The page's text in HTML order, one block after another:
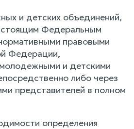
и детских объединений,
Федеральным
правовыми
Федерации,
и детскими
либо через
представителей в полном
определения